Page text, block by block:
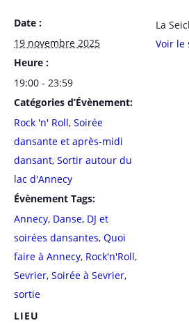
Date :
19 novembre 2025
Heure :
19:00 - 23:59
Catégories d’Évènement:
Rock 'n' Roll, Soirée
dansante et après-midi
dansant, Sortir autour du
lac d'Annecy
Évènement Tags:
Annecy, Danse, DJ et
soirées dansantes, Quoi
faire à Annecy, Rock'n'Roll,
Sevrier, Soirée à Sevrier,
sortie
LIEU
La
Voir le